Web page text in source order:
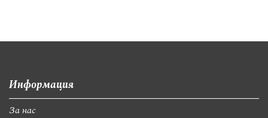
Информация
За нас